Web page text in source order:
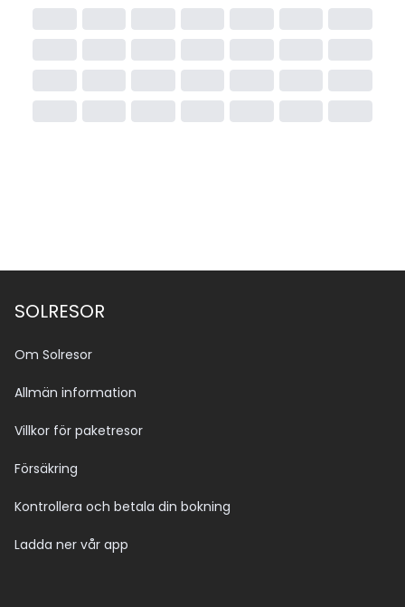
SOLRESOR
Om Solresor
Allmän information
Villkor för paketresor
Försäkring
Kontrollera och betala din bokning
Ladda ner vår app